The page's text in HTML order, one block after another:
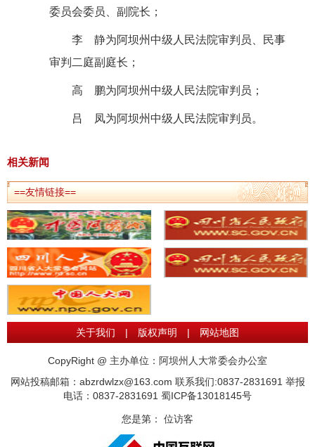
委员会委员、副院长；
李 静为阿坝州中级人民法院审判员、民事
审判二庭副庭长；
高 鹏为阿坝州中级人民法院审判员；
吕 凤为阿坝州中级人民法院审判员。
相关新闻
==友情链接==
关于我们 | 版权声明 | 网站地图
CopyRight @ 主办单位：阿坝州人大常委会办公室
网站投稿邮箱：abzrdwlzx@163.com 联系我们:0837-2831691 举报
电话：0837-2831691 蜀ICP备13018145号
您是第： 位访客